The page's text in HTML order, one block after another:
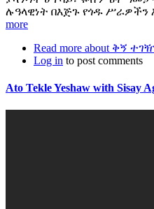
ሉዓላዊነት በእጅጉ የጎዱ
more
Read more about ቅኝ
Log in to post comments
Ato Tekle Yeshaw with Sisay